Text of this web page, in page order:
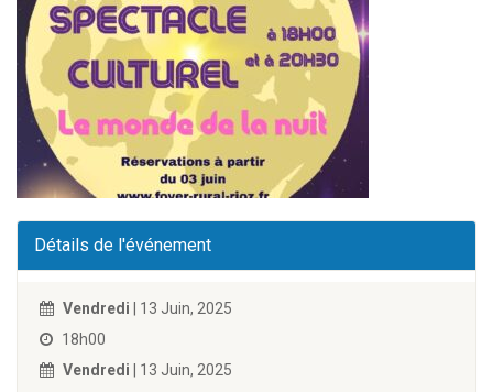
Détails de l'événement
Vendredi | 13 Juin, 2025
18h00
Vendredi | 13 Juin, 2025